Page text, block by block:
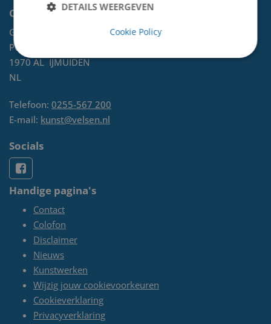
Contact
Gemeente Velsen
Postbus 465
1970 AL IJMUIDEN
NL
Telefoon: 0255-567 200
E-mail: kunst@velsen.nl
Socials
Handige pagina's
Contact
Colofon
Disclaimer
Nieuws
Kunstwerken
Wijzig jouw cookievoorkeuren
Cookieverklaring
Privacyverklaring
DETAILS WEERGEVEN
Cookie Policy